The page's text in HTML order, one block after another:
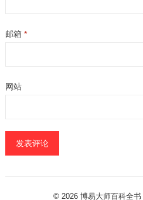
邮箱 *
网站
© 2026 博易大师百科全书